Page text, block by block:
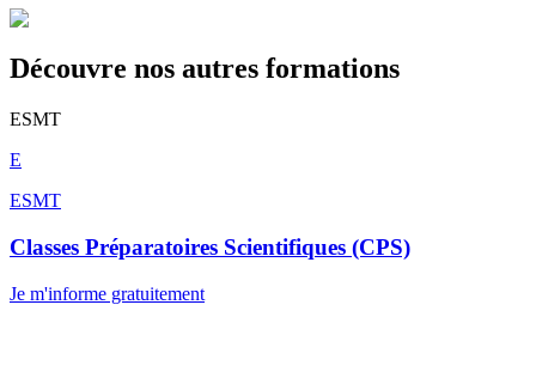
Découvre nos autres formations
ESMT
E
ESMT
Classes Préparatoires Scientifiques (CPS)
Je m'informe gratuitement